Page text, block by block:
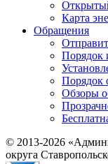
Карта
Обращения
Порядок
Порядок
Обзоры
© 2013-2026
округа